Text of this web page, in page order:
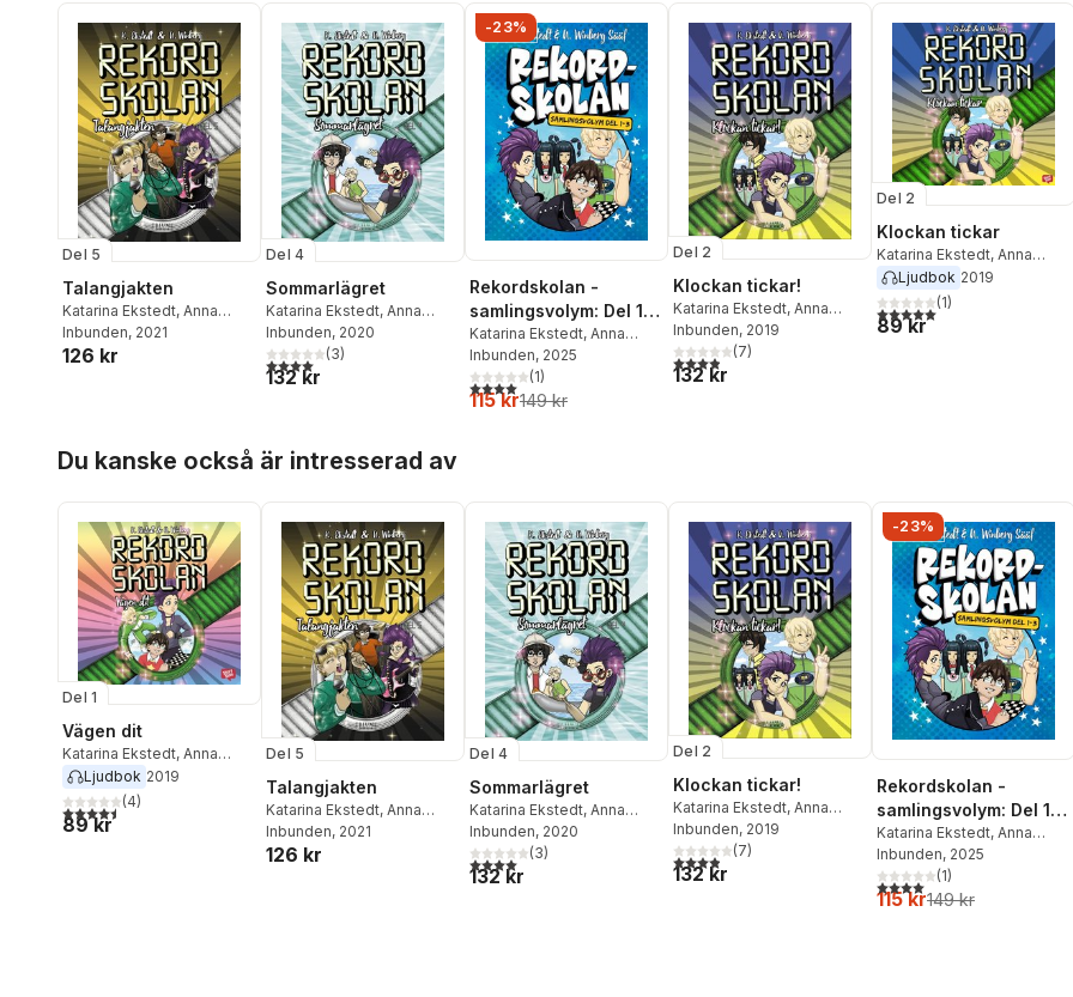
Del 5
Talangjakten
Katarina Ekstedt, Anna
Winberg
Inbunden, 2021
126 kr
Del 4
Sommarlägret
Katarina Ekstedt, Anna
Winberg
Inbunden, 2020
4,0utav 5 stjärnor. Totalt antal röster:
(3)
132 kr
-23%
Rekordskolan -
samlingsvolym: Del 1-
3!
Katarina Ekstedt, Anna
Winberg Sääf
Inbunden, 2025
4,0utav 5 stjärnor. Totalt antal röster:
(1)
115 kr149 kr
Del 2
Klockan tickar!
Katarina Ekstedt, Anna
Winberg
Inbunden, 2019
3,9utav 5 stjärnor. Totalt antal röster:
(7)
132 kr
Del 2
Klockan tickar
Katarina Ekstedt, Anna
Winberg
Ljudbok 2019
5,0utav 5 stjärnor. Totalt
(1)
89 kr
Du kanske också är intresserad av
Del 1
Vägen dit
Katarina Ekstedt, Anna
Winberg
Ljudbok 2019
4,5utav 5 stjärnor. Totalt antal röster:
(4)
89 kr
Del 5
Talangjakten
Katarina Ekstedt, Anna
Winberg
Inbunden, 2021
126 kr
Del 4
Sommarlägret
Katarina Ekstedt, Anna
Winberg
Inbunden, 2020
4,0utav 5 stjärnor. Totalt antal röster:
(3)
132 kr
Del 2
Klockan tickar!
Katarina Ekstedt, Anna
Winberg
Inbunden, 2019
3,9utav 5 stjärnor. Totalt antal röster:
(7)
132 kr
-23%
Rekordskolan -
samlingsvolym: Del 1-
3!
Katarina Ekstedt, Anna
Winberg Sääf
Inbunden, 2025
4,0utav 5 stjärnor. Totalt
(1)
115 kr149 kr